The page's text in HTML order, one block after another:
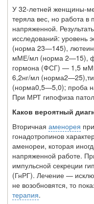
У 32-летней женщины-
теряла вес, но работа
напряженной.
исследований: уровень
(норма 23—145),
мМЕ/мл (норма 2—15),
гормона (ФСГ) — 1,5
6,2нг/мл
(норма0,5—5,0); проба
При МРТ гипофиза
Каков вероятный
Вторичная аменорея
гонадотропинов
аменореи, которая
напряженной работе.
импульсной секреции
(ГнРГ). Лечение —
не возобновятся, то
терапия.